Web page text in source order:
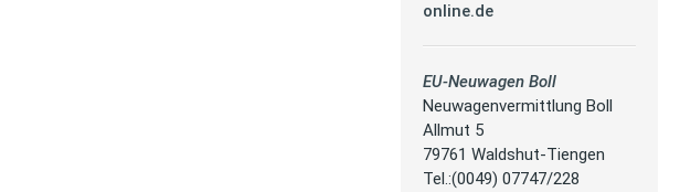
online.de
EU-Neuwagen Boll
Neuwagenvermittlung Boll
Allmut 5
79761 Waldshut-Tiengen
Tel.:(0049) 07747/228